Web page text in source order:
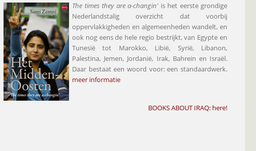
The times they are a-changin' is het eerste grondige
Nederlandstalig overzicht dat voorbij
oppervlakkigheden en algemeenheden wandelt, en
ook nog eens de hele regio bestrijkt, van Egypte en
Tunesië tot Marokko, Libië, Syrië, Libanon,
Palestina, Jemen, Jordanië, Irak, Bahrein en Israël.
Daar bestaat een woord voor: een standaardwerk.
meer informatie
BOOKS ABOUT IRAQ: here!